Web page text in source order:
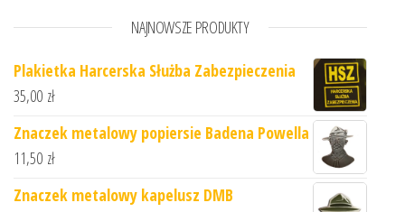
NAJNOWSZE PRODUKTY
Plakietka Harcerska Służba Zabezpieczenia
35,00 zł
Znaczek metalowy popiersie Badena Powella
11,50 zł
Znaczek metalowy kapelusz DMB